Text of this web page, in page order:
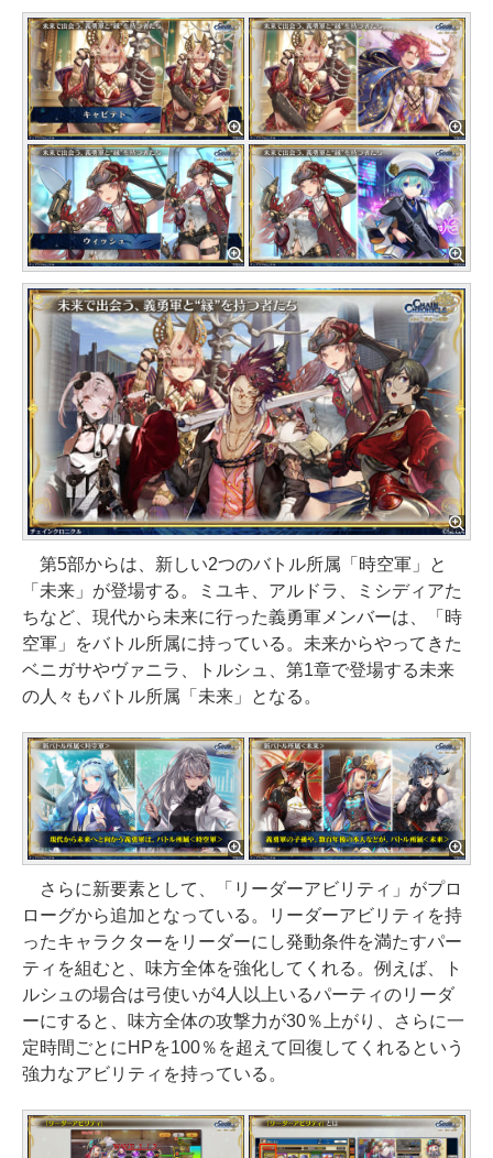
第5部からは、新しい2つのバトル所属「時空軍」と
「未来」が登場する。ミユキ、アルドラ、ミシディアた
ちなど、現代から未来に行った義勇軍メンバーは、「時
空軍」をバトル所属に持っている。未来からやってきた
ベニガサやヴァニラ、トルシュ、第1章で登場する未来
の人々もバトル所属「未来」となる。
さらに新要素として、「リーダーアビリティ」がプロ
ローグから追加となっている。リーダーアビリティを持
ったキャラクターをリーダーにし発動条件を満たすパー
ティを組むと、味方全体を強化してくれる。例えば、ト
ルシュの場合は弓使いが4人以上いるパーティのリーダ
ーにすると、味方全体の攻撃力が30％上がり、さらに一
定時間ごとにHPを100％を超えて回復してくれるという
強力なアビリティを持っている。